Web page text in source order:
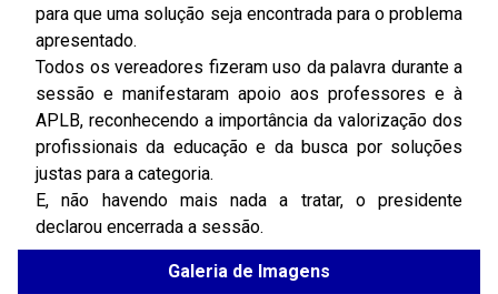
para que uma solução seja encontrada para o problema
apresentado.
Todos os vereadores fizeram uso da palavra durante a
sessão e manifestaram apoio aos professores e à
APLB, reconhecendo a importância da valorização dos
profissionais da educação e da busca por soluções
justas para a categoria.
E, não havendo mais nada a tratar, o presidente
declarou encerrada a sessão.
Galeria de Imagens